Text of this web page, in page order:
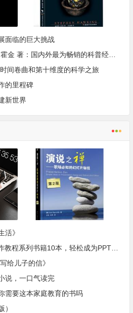
面临的巨大挑战
《果壳中的宇宙》史蒂芬·霍金 著：国内外最为畅销的科普经典作品，世界最伟大的思想
间卷曲和第十维度的科学之旅
的里程碑
新世界
活》
PPT教程书籍，幻灯片制作教程系列书籍10本，轻松成为PPT制作高手。
给儿子的信》
说，一口气读完
需要这本家庭教育的书吗